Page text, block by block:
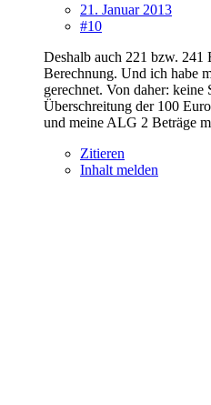
21. Januar 2013
#10
Deshalb auch 221 bzw. 241
Berechnung. Und ich habe
gerechnet. Von daher: keine
Überschreitung der 100
und meine ALG 2 Beträge
Zitieren
Inhalt melden